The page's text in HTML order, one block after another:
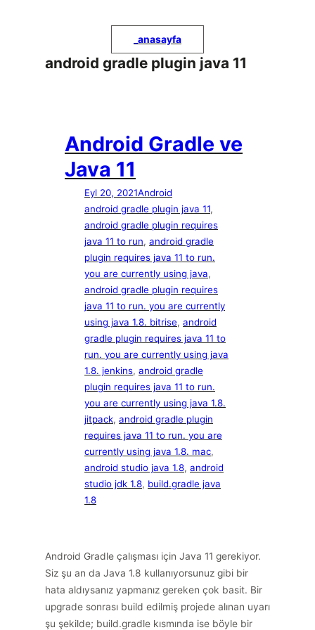
anasayfa
android gradle plugin java 11
Android Gradle ve
Java 11
Eyl 20, 2021Android
android gradle plugin java 11
android gradle plugin requires
java 11 to run, android gradle
plugin requires java 11 to run.
you are currently using java
android gradle plugin requires
java 11 to run. you are currently
using java 1.8. bitrise, android
gradle plugin requires java 11 to
run. you are currently using java
1.8. jenkins, android gradle
plugin requires java 11 to run.
you are currently using java 1.8.
jitpack, android gradle plugin
requires java 11 to run. you are
currently using java 1.8. mac
android studio java 1.8, android
studio jdk 1.8, build.gradle java
1.8
Android Gradle çalışması için Java 11 gerekiyor.
Siz şu an da Java 1.8 kullanıyorsunuz gibi bir
hata aldıysanız yapmanız gereken çok basit. Bir
upgrade sonrası build edilmiş projede alınan uyarı
şu şekilde; build.gradle kısmında ise böyle bir